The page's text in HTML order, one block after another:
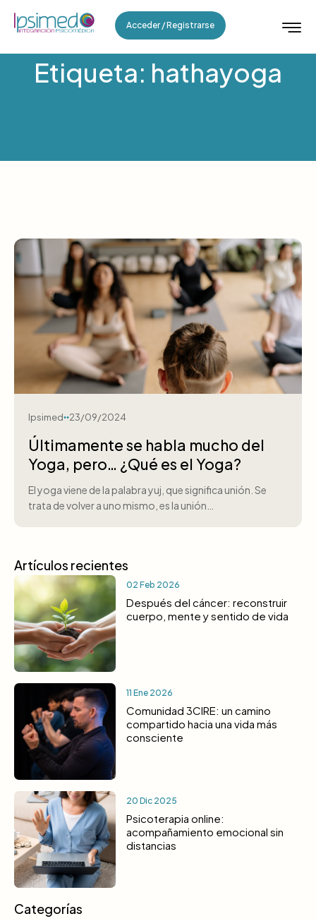
Acceder / Registrarse
Etiqueta: hathayoga
Ipsimed 23/09/2024
Últimamente se habla mucho del
Yoga, pero… ¿Qué es el Yoga?
El yoga viene de la palabra yuj, que significa unión. Se
trata de volver a uno mismo, es la unión…
Artículos recientes
02 Feb 2026
Después del cáncer: reconstruir
cuerpo, mente y sentido de vida
11 Ene 2026
Comunidad 3CIRE: un camino
compartido hacia una vida más
consciente
20 Dic 2025
Psicoterapia online:
acompañamiento emocional sin
distancias
Categorías